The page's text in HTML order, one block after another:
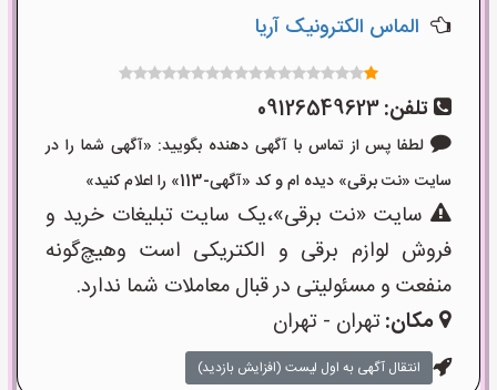
الماس الکترونیک آریا
تلفن:09126549623
لطفا پس از تماس با آگهی دهنده بگویید: «آگهی شما را در
سایت «نت برقی» دیده ام و کد «آگهی-113» را اعلام کنید»
سایت «نت برقی»،یک سایت تبلیغات خرید و
فروش لوازم برقی و الکتریکی است وهیچ‌گونه
منفعت و مسئولیتی در قبال معاملات شما ندارد.
مکان:تهران - تهران
انتقال آگهی به اول لیست (افزایش بازدید)